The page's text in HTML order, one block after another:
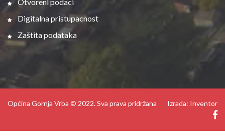
Digitalna pristupacnost
Zaštita podataka
Općina Gornja Vrba © 2022. Sva prava pridržana Izrada: Inventor